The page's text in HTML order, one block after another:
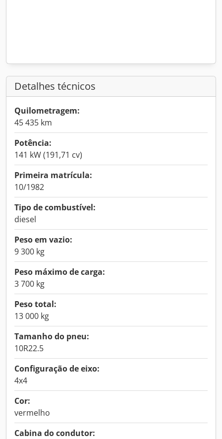
Detalhes técnicos
Quilometragem:
45 435 km
Potência:
141 kW (191,71 cv)
Primeira matrícula:
10/1982
Tipo de combustível:
diesel
Peso em vazio:
9 300 kg
Peso máximo de carga:
3 700 kg
Peso total:
13 000 kg
Tamanho do pneu:
10R22.5
Configuração de eixo:
4x4
Cor:
vermelho
Cabina do condutor: